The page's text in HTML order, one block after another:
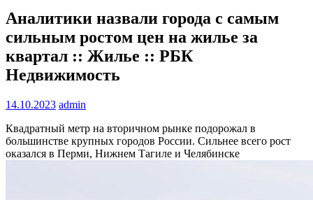
Аналитики назвали города с самым
сильным ростом цен на жилье за
квартал :: Жилье :: РБК
Недвижимость
14.10.2023 admin
Квадратный метр на вторичном рынке подорожал в
большинстве крупных городов России. Сильнее всего рост
оказался в Перми, Нижнем Тагиле и Челябинске